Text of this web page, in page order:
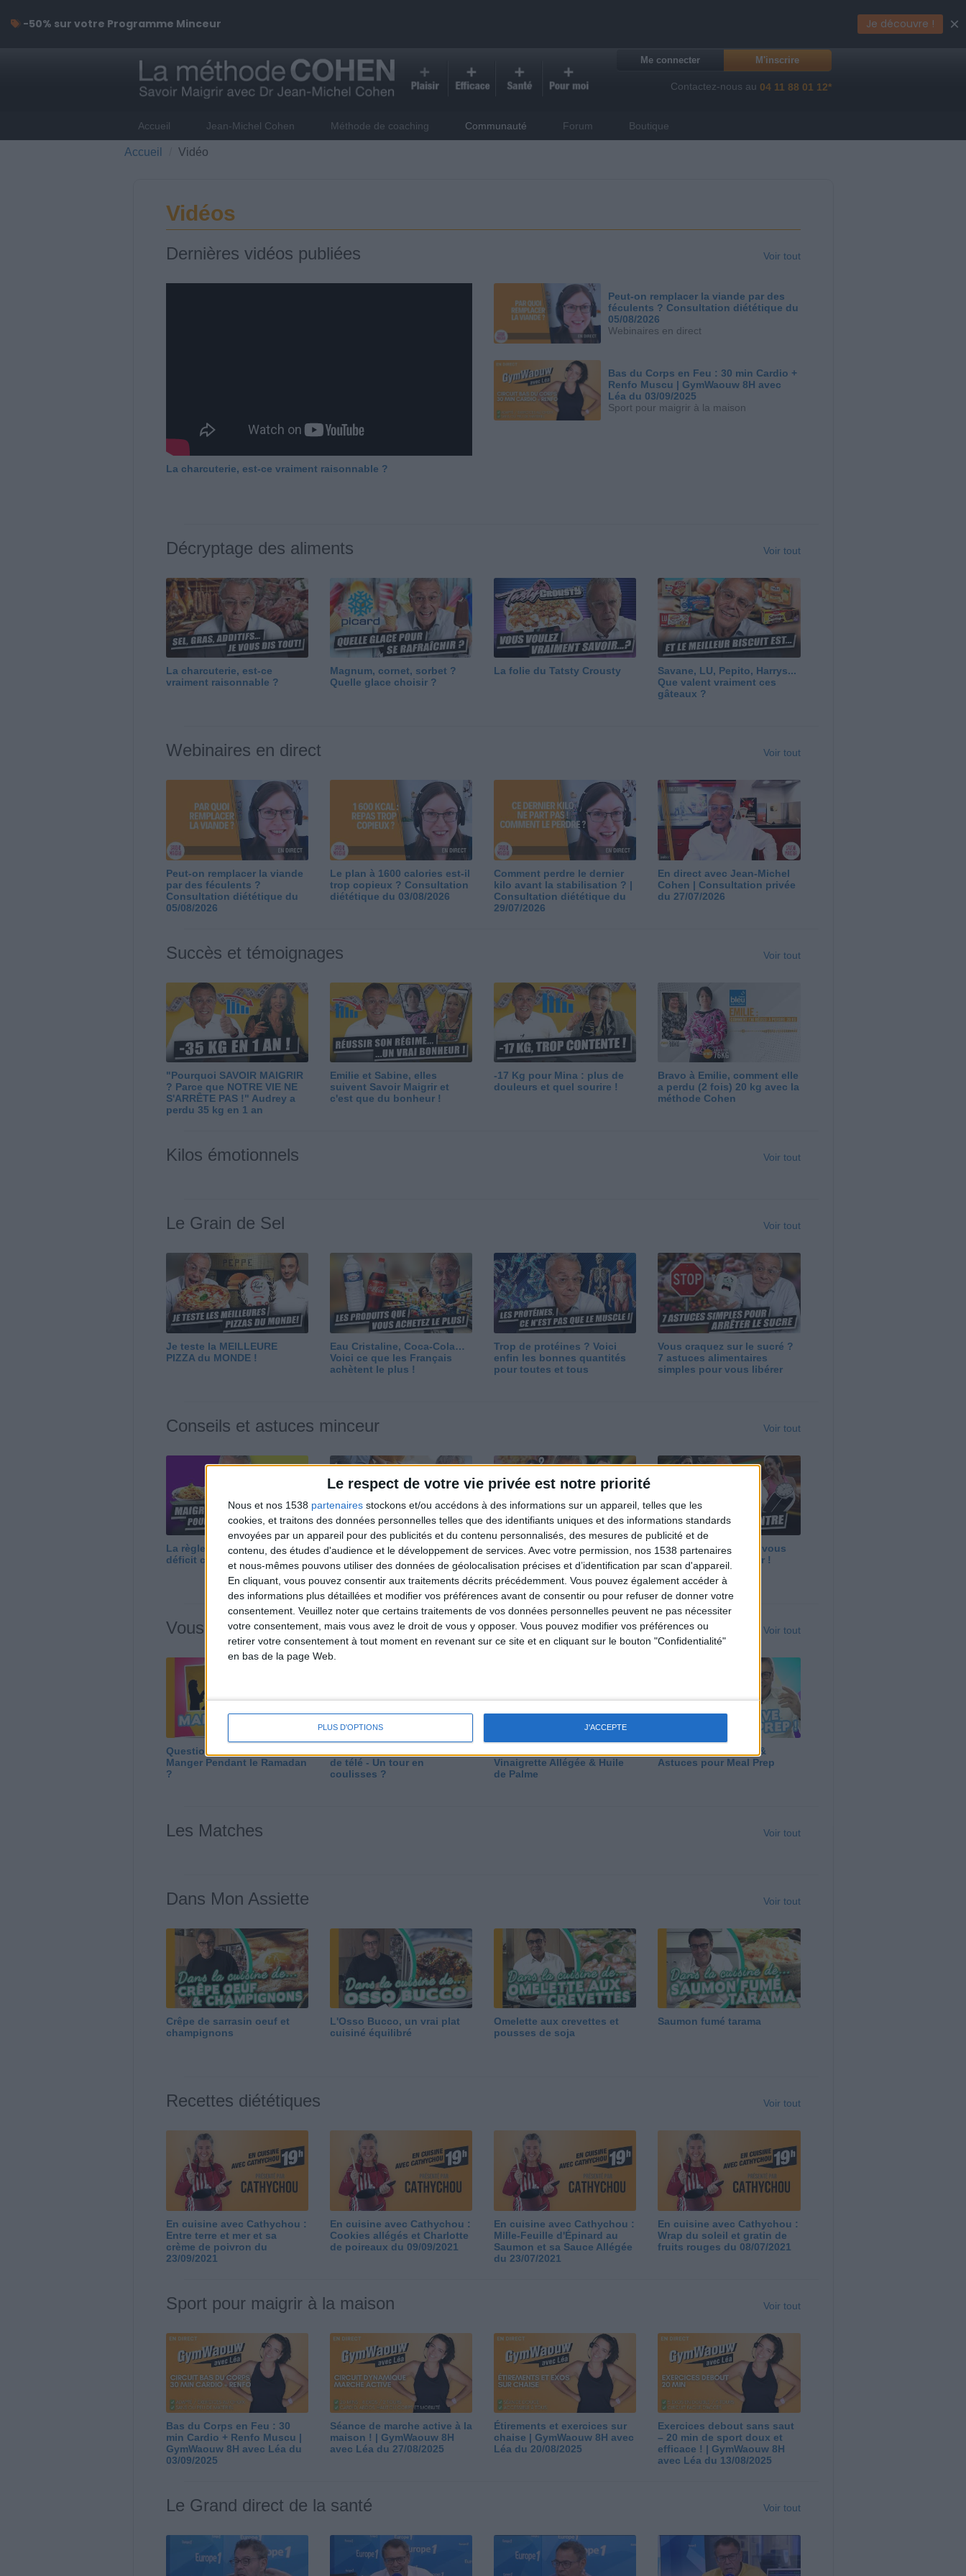
Le respect de votre vie privée est notre priorité
Nous et nos 1538 partenaires stockons et/ou accédons à des informations sur un appareil, telles que les
cookies, et traitons des données personnelles telles que des identifiants uniques et des informations standards
envoyées par un appareil pour des publicités et du contenu personnalisés, des mesures de publicité et de
contenu, des études d'audience et le développement de services. Avec votre permission, nos 1538 partenaires
et nous-mêmes pouvons utiliser des données de géolocalisation précises et d’identification par scan d'appareil.
En cliquant, vous pouvez consentir aux traitements décrits précédemment. Vous pouvez également accéder à
des informations plus détaillées et modifier vos préférences avant de consentir ou pour refuser de donner votre
consentement. Veuillez noter que certains traitements de vos données personnelles peuvent ne pas nécessiter
votre consentement, mais vous avez le droit de vous y opposer. Vous pouvez modifier vos préférences ou
retirer votre consentement à tout moment en revenant sur ce site et en cliquant sur le bouton "Confidentialité"
en bas de la page Web.
PLUS D'OPTIONS J'ACCEPTE
Me connecter M'inscrire
Contactez-nous au 04 11 88 01 12*
Accueil Jean-Michel Cohen Méthode de coaching Communauté Forum Boutique
Accueil Vidéo
Vidéos
Dernières vidéos publiées Voir tout
La charcuterie, est-ce vraiment raisonnable ?
Peut-on remplacer la viande par des
féculents ? Consultation diététique du
05/08/2026
Webinaires en direct
Bas du Corps en Feu : 30 min Cardio +
Renfo Muscu | GymWaouw 8H avec
Léa du 03/09/2025
Sport pour maigrir à la maison
Décryptage des aliments Voir tout
La charcuterie, est-ce
vraiment raisonnable ?
Magnum, cornet, sorbet ?
Quelle glace choisir ?
La folie du Tatsty Crousty
Savane, LU, Pepito, Harrys...
Que valent vraiment ces
gâteaux ?
Webinaires en direct Voir tout
Peut-on remplacer la viande
par des féculents ?
Consultation diététique du
05/08/2026
Le plan à 1600 calories est-il
trop copieux ? Consultation
diététique du 03/08/2026
Comment perdre le dernier
kilo avant la stabilisation ? |
Consultation diététique du
29/07/2026
En direct avec Jean-Michel
Cohen | Consultation privée
du 27/07/2026
Succès et témoignages Voir tout
"Pourquoi SAVOIR MAIGRIR
? Parce que NOTRE VIE NE
S'ARRÊTE PAS !" Audrey a
perdu 35 kg en 1 an
Emilie et Sabine, elles
suivent Savoir Maigrir et
c'est que du bonheur !
-17 Kg pour Mina : plus de
douleurs et quel sourire !
Bravo à Emilie, comment elle
a perdu (2 fois) 20 kg avec la
méthode Cohen
Kilos émotionnels Voir tout
Le Grain de Sel Voir tout
Je teste la MEILLEURE
PIZZA du MONDE !
Eau Cristaline, Coca-Cola…
Voici ce que les Français
achètent le plus !
Trop de protéines ? Voici
enfin les bonnes quantités
pour toutes et tous
Vous craquez sur le sucré ?
7 astuces alimentaires
simples pour vous libérer
Conseils et astuces minceur Voir tout
La règle N°1 pour maigrir : le
déficit calorique
Perdre 10 kg : ma méthode
est imparable
Et après la perte de poids ?
Je fais comment ?
Maigrir vite ? Ce que vous
devez vraiment savoir !
Vous m'avez demandé Voir tout
Question/Réponse : Que
Manger Pendant le Ramadan
?
de télé - Un tour en
coulisses ?
Vinaigrette Allégée & Huile
de Palme
Panga, Huile d'Olive &
Astuces pour Meal Prep
Les Matches Voir tout
Dans Mon Assiette Voir tout
Crêpe de sarrasin oeuf et
champignons
L'Osso Bucco, un vrai plat
cuisiné équilibré
Omelette aux crevettes et
pousses de soja
Saumon fumé tarama
Recettes diététiques Voir tout
En cuisine avec Cathychou :
Entre terre et mer et sa
crème de poivron du
23/09/2021
En cuisine avec Cathychou :
Cookies allégés et Charlotte
de poireaux du 09/09/2021
En cuisine avec Cathychou :
Mille-Feuille d'Épinard au
Saumon et sa Sauce Allégée
du 23/07/2021
En cuisine avec Cathychou :
Wrap du soleil et gratin de
fruits rouges du 08/07/2021
Sport pour maigrir à la maison Voir tout
Bas du Corps en Feu : 30
min Cardio + Renfo Muscu |
GymWaouw 8H avec Léa du
03/09/2025
Séance de marche active à la
maison ! | GymWaouw 8H
avec Léa du 27/08/2025
Étirements et exercices sur
chaise | GymWaouw 8H avec
Léa du 20/08/2025
Exercices debout sans saut
– 20 min de sport doux et
efficace ! | GymWaouw 8H
avec Léa du 13/08/2025
Le Grand direct de la santé Voir tout
-50% sur votre Programme Minceur Je découvre ! ×